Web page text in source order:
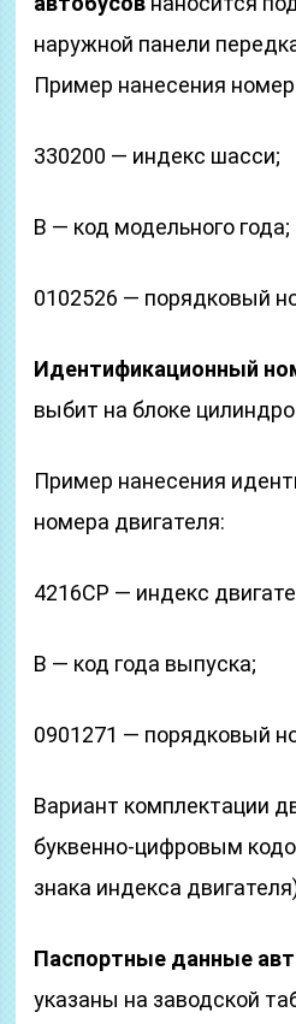
наружной панели
Пример нанесения
330200 — индекс шасси;
В — код модельного года;
0102526 — порядковый
Идентификационный
выбит на блоке
Пример нанесения
номера двигателя:
4216СР — индекс
В — код года выпуска;
0901271 — порядковый
Вариант комплектации
буквенно-цифровым
знака индекса
Паспортные данные
указаны на заводской